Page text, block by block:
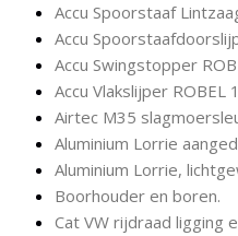
Accu Spoorstaaf
Accu
Accu Swingstopper
Airtec M35
Aluminium Lorrie
Aluminium Lorrie,
Boorhouder en boren.
Cat VW rijdraad ligging